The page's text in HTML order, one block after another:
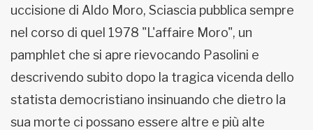
uccisione di Aldo Moro, Sciascia pubblica sempre
nel corso di quel 1978 "L'affaire Moro", un
pamphlet che si apre rievocando Pasolini e
descrivendo subito dopo la tragica vicenda dello
statista democristiano insinuando che dietro la
sua morte ci possano essere altre e più alte